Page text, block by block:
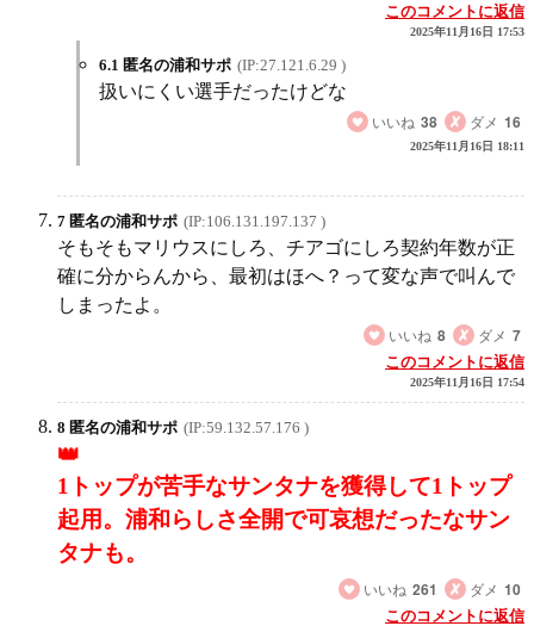
このコメントに返信
2025年11月16日 17:53
6.1 匿名の浦和サポ (IP:27.121.6.29 )
扱いにくい選手だったけどな
いいね 38 ダメ 16
2025年11月16日 18:11
7 匿名の浦和サポ (IP:106.131.197.137 )
そもそもマリウスにしろ、チアゴにしろ契約年数が正
確に分からんから、最初はほへ？って変な声で叫んで
しまったよ。
いいね 8 ダメ 7
このコメントに返信
2025年11月16日 17:54
8 匿名の浦和サポ (IP:59.132.57.176 )
1トップが苦手なサンタナを獲得して1トップ
起用。浦和らしさ全開で可哀想だったなサン
タナも。
いいね 261 ダメ 10
このコメントに返信